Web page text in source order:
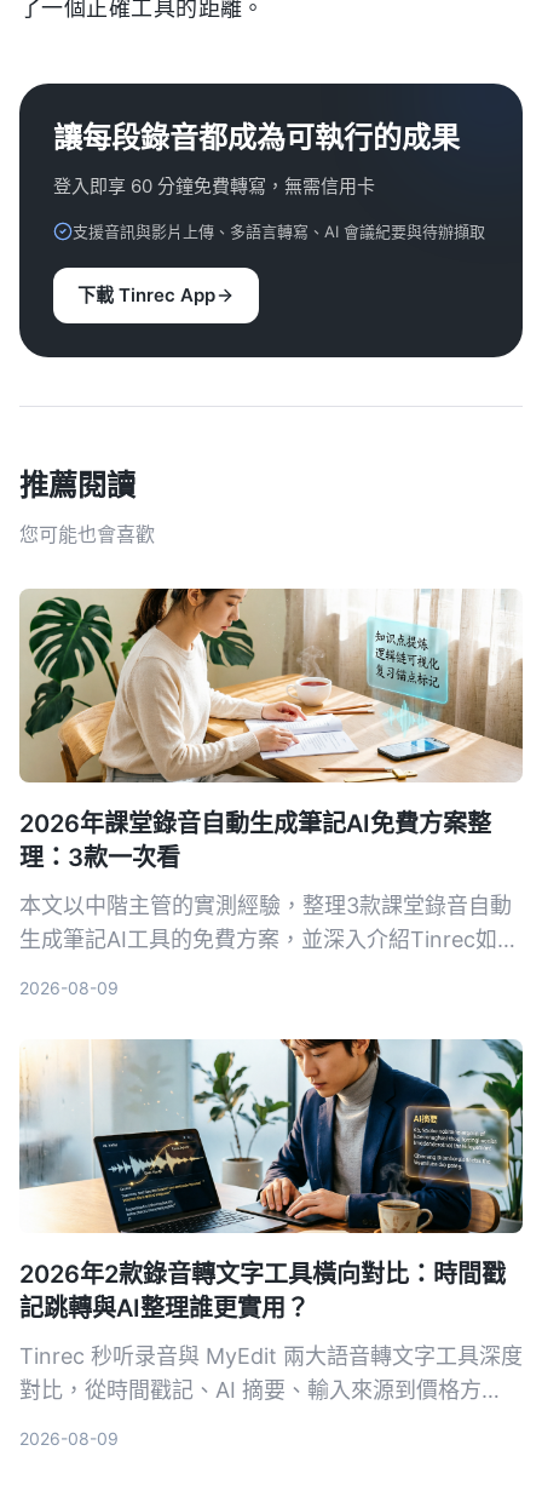
了一個正確工具的距離。
讓每段錄音都成為可執行的成果
登入即享 60 分鐘免費轉寫，無需信用卡
支援音訊與影片上傳、多語言轉寫、AI 會議紀要與待辦擷取
下載 Tinrec App
推薦閱讀
您可能也會喜歡
2026年課堂錄音自動生成筆記AI免費方案整
理：3款一次看
本文以中階主管的實測經驗，整理3款課堂錄音自動
生成筆記AI工具的免費方案，並深入介紹Tinrec如何
2026-08-09
2026年2款錄音轉文字工具橫向對比：時間戳
記跳轉與AI整理誰更實用？
Tinrec 秒听录音與 MyEdit 兩大語音轉文字工具深度
對比，從時間戳記、AI 摘要、輸入來源到價格方
2026-08-09